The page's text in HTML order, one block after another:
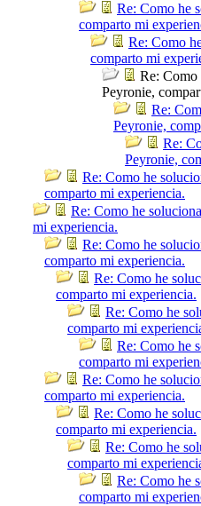
Re: Como he
comparto mi
Re: Como
comparto mi
Re: Como
Peyronie,
Re:
Peyronie,
Re:
Peyronie,
Re: Como he
comparto mi experiencia.
Re: Como he
mi experiencia.
Re: Como he
comparto mi experiencia.
Re: Como he
comparto mi experiencia.
Re: Como he
comparto mi
Re: Como he
comparto mi
Re: Como he
comparto mi experiencia.
Re: Como he
comparto mi experiencia.
Re: Como he
comparto mi
Re: Como he
comparto mi